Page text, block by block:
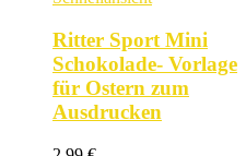
Ritter Sport Mini
Schokolade- Vorlage
für Ostern zum
Ausdrucken